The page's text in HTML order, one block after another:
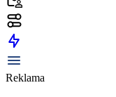
Reklama